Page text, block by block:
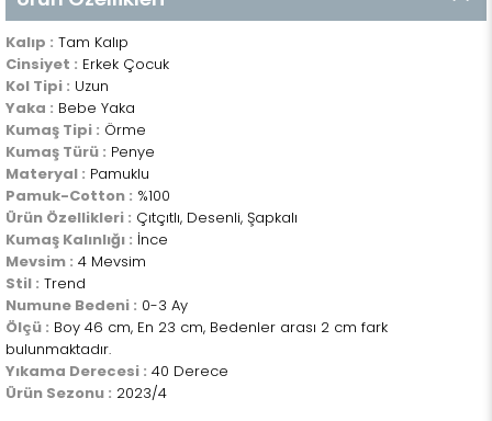
Kalıp : Tam Kalıp
Cinsiyet : Erkek Çocuk
Kol Tipi : Uzun
Yaka : Bebe Yaka
Kumaş Tipi : Örme
Kumaş Türü : Penye
Materyal : Pamuklu
Pamuk-Cotton : %100
Ürün Özellikleri : Çıtçıtlı, Desenli, Şapkalı
Kumaş Kalınlığı : İnce
Mevsim : 4 Mevsim
Stil : Trend
Numune Bedeni : 0-3 Ay
Ölçü : Boy 46 cm, En 23 cm, Bedenler arası 2 cm fark
bulunmaktadır.
Yıkama Derecesi : 40 Derece
Ürün Sezonu : 2023/4